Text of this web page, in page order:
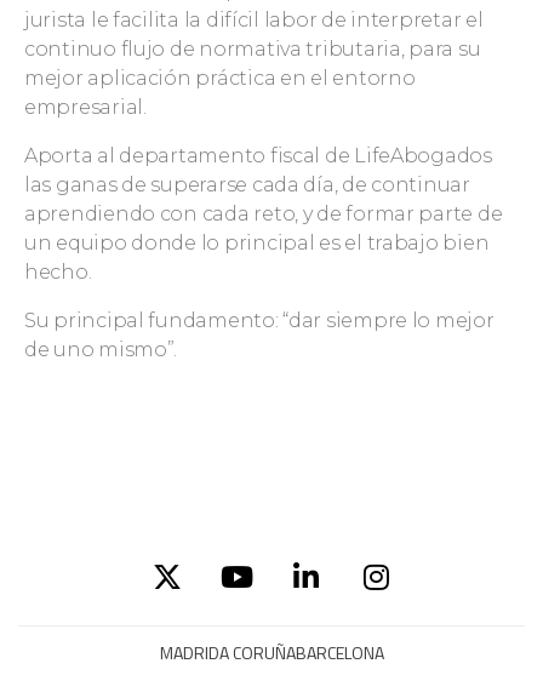
jurista le facilita la difícil labor de interpretar el
continuo flujo de normativa tributaria, para su
mejor aplicación práctica en el entorno
empresarial.
Aporta al departamento fiscal de LifeAbogados
las ganas de superarse cada día, de continuar
aprendiendo con cada reto, y de formar parte de
un equipo donde lo principal es el trabajo bien
hecho.
Su principal fundamento: “dar siempre lo mejor
de uno mismo”.
MADRIDA CORUÑABARCELONA